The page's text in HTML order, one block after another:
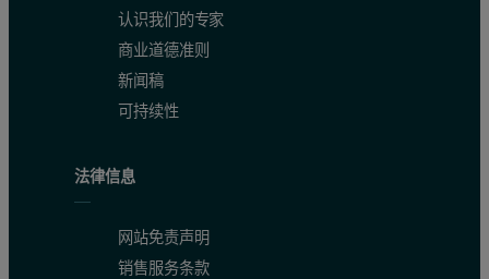
认识我们的专家
商业道德准则
新闻稿
可持续性
法律信息
网站免责声明
销售服务条款